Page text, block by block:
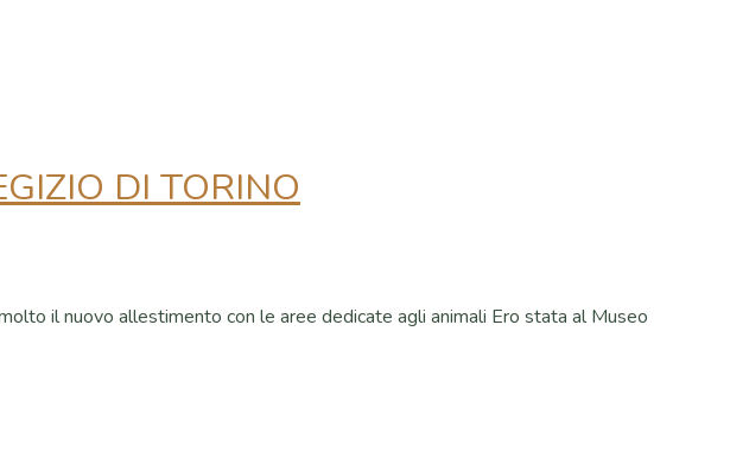
DI TORINO
il nuovo allestimento con le aree dedicate agli animali Ero stata al Museo